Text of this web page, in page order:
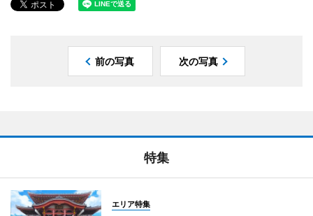
前の写真 次の写真
特集
エリア特集